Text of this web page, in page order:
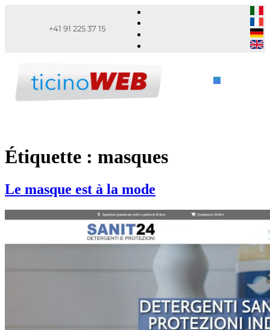
+41 91 225 37 15
Étiquette : masques
Le masque est à la mode